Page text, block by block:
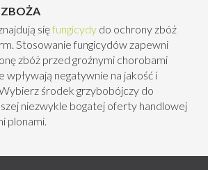
ZBOŻA
sięfungicydy do ochrony zbóż
Stosowanie fungicydów zapewni
zbóż przed groźnymi chorobami
negatywnie na jakość i
środek grzybobójczy do
niezwykle bogatej oferty handlowej
plonami.